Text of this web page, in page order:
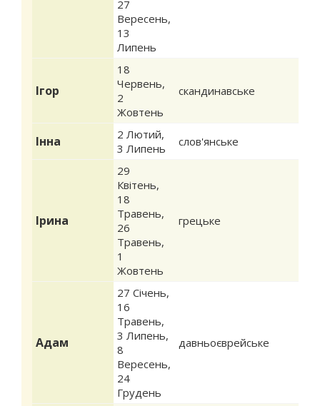
27
Вересень,
13
Липень
Ігор
18
Червень,
2
Жовтень
скандинавське
Інна 2 Лютий,
3 Липень
слов'янське
Ірина
29
Квітень,
18
Травень,
26
Травень,
1
Жовтень
грецьке
Адам
27 Січень,
16
Травень,
3 Липень,
8
Вересень,
24
Грудень
давньоєврейське